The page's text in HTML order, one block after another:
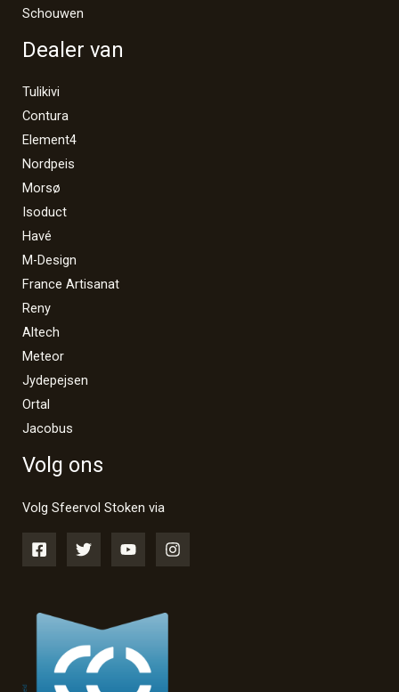
Schouwen
Dealer van
Tulikivi
Contura
Element4
Nordpeis
Morsø
Isoduct
Havé
M-Design
France Artisanat
Reny
Altech
Meteor
Jydepejsen
Ortal
Jacobus
Volg ons
Volg Sfeervol Stoken via